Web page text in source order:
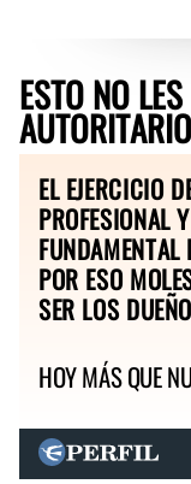
ESTO NO
EL EJERCICIO
PROFESIONAL
POR ESO
SER LOS
HOY MÁS QUE